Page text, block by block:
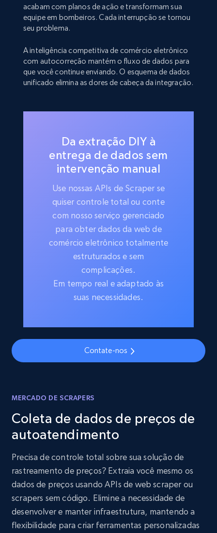
acabam com planos de ação e transformam sua
equipe em bombeiros. Cada interrupção se tornou
seu problema.
A inteligência competitiva de comércio eletrônico
com autocorreção mantém o fluxo de dados para
que você continue enviando. O esquema de dados
unificado elimina as dores de cabeça da integração.
Da extração DIY à
entrega de dados sem
intervenção manual
Use nossas APIs de Scraper se
quiser controle total ou conte
com nosso serviço gerenciado
para obter dados da web de
comércio eletrônico totalmente
estruturados e sem
complicações.
Em tempo real e adaptado às
suas necessidades.
Contate-nos
MERCADO DE SCRAPERS
Coleta de dados de preços de
autoatendimento
Precisa de controle total sobre sua solução de
rastreamento de preços? Extraia você mesmo os
dados de preços usando APIs de web scraper ou
scrapers sem código. Elimine a necessidade de
desenvolver e manter infraestrutura, mantendo a
flexibilidade para criar ferramentas personalizadas